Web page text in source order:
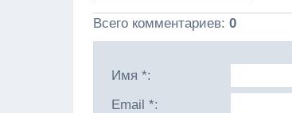
Всего комментариев: 0
Имя *:
Email *: